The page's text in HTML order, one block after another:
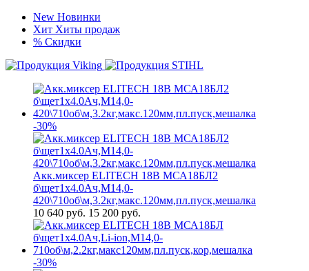
New Новинки
Хит Хиты продаж
% Скидки
-30%
Акк.миксер ELITECH 18В МСА18БЛ2
б\щет1х4.0Ач,М14,0-
420\710об\м,3.2кг,макс.120мм,пл.пуск,мешалка
10 640 руб. 15 200 руб.
-30%